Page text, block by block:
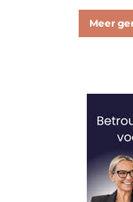
Meer